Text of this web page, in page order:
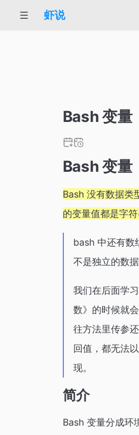
虾说
Bash 变量
Bash 变量
Bash 没有数据类
的变量值都是字符
bash 中还有数
不是独立的数据
我们在后面学
数》的时候就
往方法里传参
回值，都无法
现。
简介
Bash 变量分成环